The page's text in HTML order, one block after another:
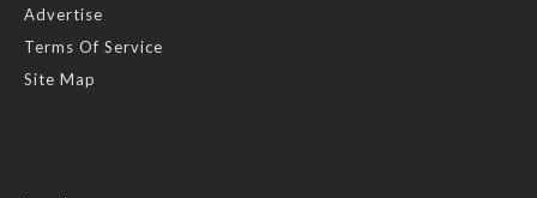
Advertise
Terms Of Service
Site Map